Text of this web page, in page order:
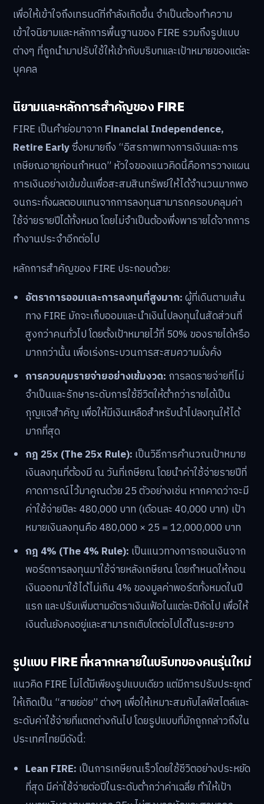
เพื่อให้เข้าใจถึงเทรนด์ที่กำลังเกิดขึ้น จำเป็นต้องทำความ
เข้าใจนิยามและหลักการพื้นฐานของ FIRE รวมถึงรูปแบบ
ต่างๆ ที่ถูกนำมาปรับใช้ให้เข้ากับบริบทและเป้าหมายของแต่ละ
บุคคล
นิยามและหลักการสำคัญของ FIRE
FIRE เป็นคำย่อมาจาก Financial Independence,
Retire Earlyซึ่งหมายถึง “อิสรภาพทางการเงินและการ
เกษียณอายุก่อนกำหนด” หัวใจของแนวคิดนี้คือการวางแผน
การเงินอย่างเข้มข้นเพื่อสะสมสินทรัพย์ให้ได้จำนวนมากพอ
จนกระทั่งผลตอบแทนจากการลงทุนสามารถครอบคลุมค่า
ใช้จ่ายรายปีได้ทั้งหมด โดยไม่จำเป็นต้องพึ่งพารายได้จากการ
ทำงานประจำอีกต่อไป
หลักการสำคัญของ FIRE ประกอบด้วย:
อัตราการออมและการลงทุนที่สูงมาก:ผู้ที่เดินตามเส้น
ทาง FIRE มักจะเก็บออมและนำเงินไปลงทุนในสัดส่วนที่
สูงกว่าคนทั่วไป โดยตั้งเป้าหมายไว้ที่ 50% ของรายได้หรือ
มากกว่านั้น เพื่อเร่งกระบวนการสะสมความมั่งคั่ง
การควบคุมรายจ่ายอย่างเข้มงวด: การลดรายจ่ายที่ไม่
จำเป็นและรักษาระดับการใช้ชีวิตให้ต่ำกว่ารายได้เป็น
กุญแจสำคัญ เพื่อให้มีเงินเหลือสำหรับนำไปลงทุนให้ได้
มากที่สุด
กฎ 25x (The 25x Rule): เป็นวิธีการคำนวณเป้าหมาย
เงินลงทุนที่ต้องมี ณ วันที่เกษียณ โดยนำค่าใช้จ่ายรายปีที่
คาดการณ์ไว้มาคูณด้วย 25 ตัวอย่างเช่น หากคาดว่าจะมี
ค่าใช้จ่ายปีละ 480,000 บาท (เดือนละ 40,000 บาท) เป้า
หมายเงินลงทุนคือ 480,000 × 25 = 12,000,000 บาท
กฎ 4% (The 4% Rule): เป็นแนวทางการถอนเงินจาก
พอร์ตการลงทุนมาใช้จ่ายหลังเกษียณ โดยกำหนดให้ถอน
เงินออกมาใช้ได้ไม่เกิน 4% ของมูลค่าพอร์ตทั้งหมดในปี
แรก และปรับเพิ่มตามอัตราเงินเฟ้อในแต่ละปีถัดไป เพื่อให้
เงินต้นยังคงอยู่และสามารถเติบโตต่อไปได้ในระยะยาว
รูปแบบ FIRE ที่หลากหลายในบริบทของคนรุ่นใหม่
แนวคิด FIRE ไม่ได้มีเพียงรูปแบบเดียว แต่มีการปรับประยุกต์
ให้เกิดเป็น “สายย่อย” ต่างๆ เพื่อให้เหมาะสมกับไลฟ์สไตล์และ
ระดับค่าใช้จ่ายที่แตกต่างกันไป โดยรูปแบบที่มักถูกกล่าวถึงใน
ประเทศไทยมีดังนี้:
Lean FIRE: เป็นการเกษียณเร็วโดยใช้ชีวิตอย่างประหยัด
ที่สุด มีค่าใช้จ่ายต่อปีในระดับต่ำกว่าค่าเฉลี่ย ทำให้เป้า